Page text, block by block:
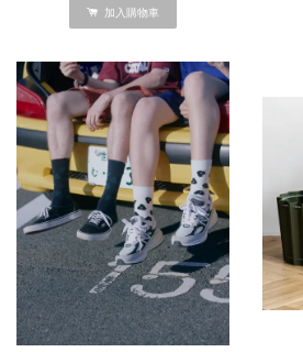
加入購物車